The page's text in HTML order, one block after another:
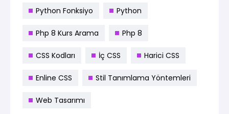
Python Fonksiyo Python
Php 8 Kurs Arama Php 8
CSS Kodları İç CSS Harici CSS
Enline CSS Stil Tanımlama Yöntemleri
Web Tasarımı